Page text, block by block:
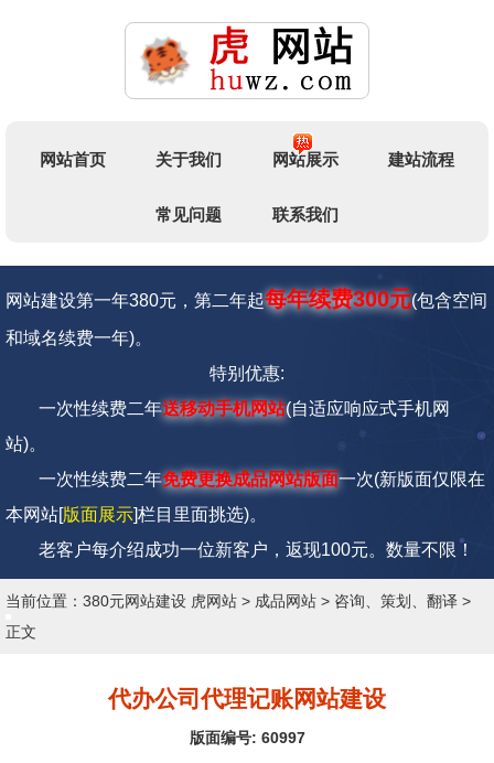
网站首页 关于我们 网站展示 建站流程
常见问题 联系我们
网站建设第一年380元，第二年起每年续费300元(包含空间
和域名续费一年)。
特别优惠:
一次性续费二年送移动手机网站(自适应响应式手机网
站)。
一次性续费二年免费更换成品网站版面一次(新版面仅限在
本网站[版面展示]栏目里面挑选)。
老客户每介绍成功一位新客户，返现100元。 数量不限！
当前位置： 380元网站建设 虎网站 > 成品网站 > 咨询、策划、翻译 >
正文
代办公司代理记账网站建设
版面编号: 60997